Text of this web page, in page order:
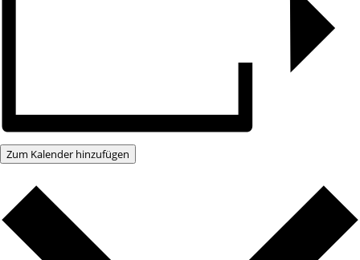
Zum Kalender hinzufügen